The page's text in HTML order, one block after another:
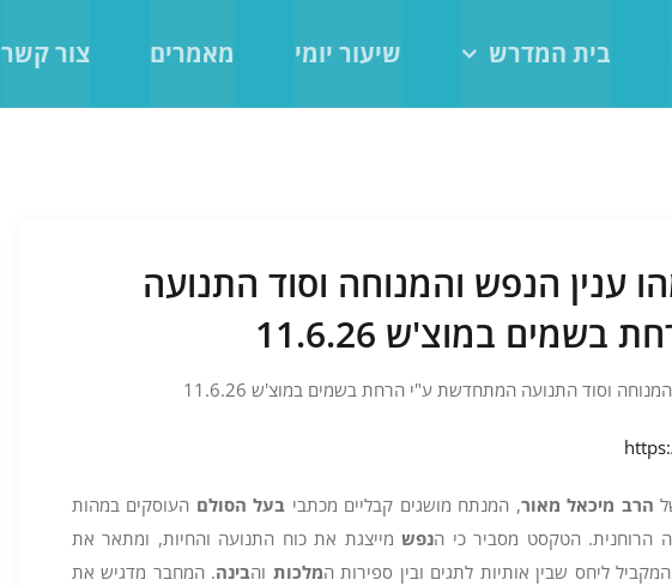
בית המדרש שיעור יומי מאמרים צור קשר
ענין הנפש והמנוחה וסוד התנועה
במוצ'ש 11.6.26
וסוד התנועה המתחדשת ע"י הרחת בשמים במוצ'ש 11.6.26
הרב מיכאל מאור, המנתח מושגים קבליים מכתבי בעל הסולם העוסקים במהות
הרוחנית. הטקסט מסביר כי הנפשמייצגת את כוח התנועה והחיות, ומתאר את
המקביל ליחס שבין אותיות לתגים ובין ספירות המלכות והבינה. המחבר מדגיש את